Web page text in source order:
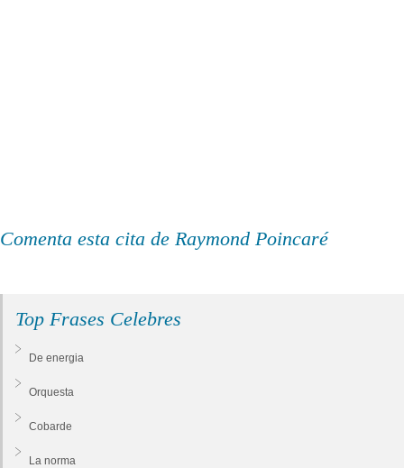
Comenta esta cita de Raymond Poincaré
Top Frases Celebres
De energia
Orquesta
Cobarde
La norma